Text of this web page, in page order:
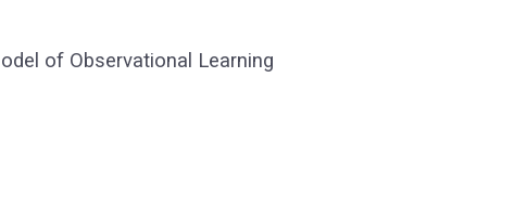
of Observational Learning